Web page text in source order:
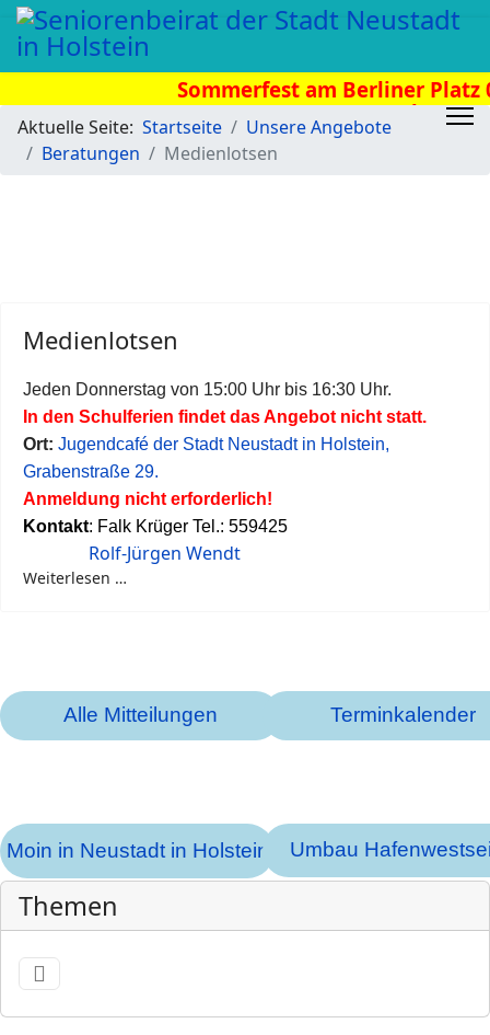
Sommerfest am Berliner Platz
Uhr
Aktuelle Seite: Startseite
Unsere Angebote
Beratungen
Medienlotsen
Medienlotsen
Jeden Donnerstag von 15:00 Uhr bis 16:30 Uhr.
In den Schulferien findet das Angebot nicht statt.
Ort: Jugendcafé der Stadt Neustadt in Holstein,
Grabenstraße 29.
Anmeldung nicht erforderlich!
Kontakt: Falk Krüger Tel.: 559425
Rolf-Jürgen Wendt
Weiterlesen …
Alle Mitteilungen Terminkalender
Moin in Neustadt in Holstein Umbau
Themen